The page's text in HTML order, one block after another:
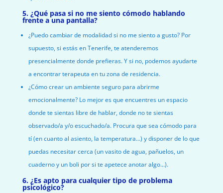
5. ¿Qué pasa si no me siento cómodo hablando
frente a una pantalla?
¿Puedo cambiar de modalidad si no me siento a gusto? Por
supuesto, si estás en Tenerife, te atenderemos
presencialmente donde prefieras. Y si no, podemos ayudarte
a encontrar terapeuta en tu zona de residencia.
¿Cómo crear un ambiente seguro para abrirme
emocionalmente? Lo mejor es que encuentres un espacio
donde te sientas libre de hablar, donde no te sientas
observado/a y/o escuchado/a. Procura que sea cómodo para
tí (en cuanto al asiento, la temperatura…) y disponer de lo que
puedas necesitar cerca (un vasito de agua, pañuelos, un
cuaderno y un boli por si te apetece anotar algo…).
6. ¿Es apto para cualquier tipo de problema
psicológico?